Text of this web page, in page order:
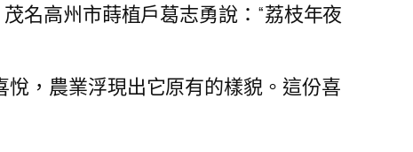
名高州市蒔植戶葛志勇說：“荔枝年夜
，農業浮現出它原有的樣貌。這份喜